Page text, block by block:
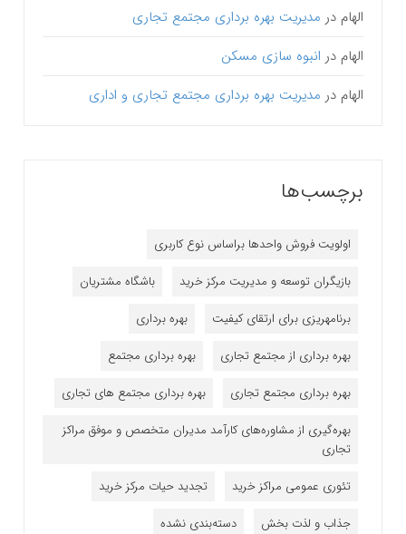
الهام در مدیریت بهره برداری مجتمع تجاری
الهام در انبوه سازی مسکن
الهام در مدیریت بهره برداری مجتمع تجاری و اداری
برچسب‌ها
اولویت فروش واحدها براساس نوع کاربری
بازیگران توسعه و مدیریت مرکز خرید
باشگاه مشتریان
برنامه‎ریزی برای ارتقای کیفیت
بهره برداری
بهره برداری از مجتمع تجاری
بهره برداری مجتمع
بهره برداری مجتمع تجاری
بهره برداری مجتمع های تجاری
بهره‌گیری از مشاوره‌های کارآمد مدیران متخصص و موفق مراکز
تجاری
تئوری عمومی مراکز خرید
تجدید حیات مرکز خرید
جذاب و لذت بخش
دسته‌بندی نشده